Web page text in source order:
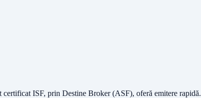
certificat ISF, prin Destine Broker (ASF), oferă emitere rapidă.